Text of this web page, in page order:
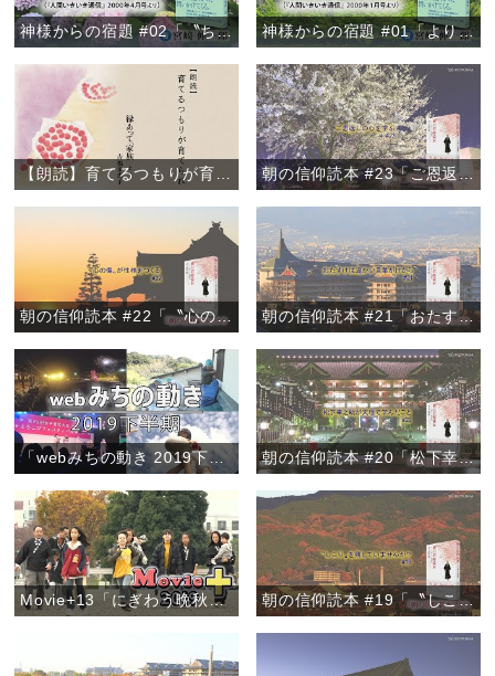
神様からの宿題 #02「〝ちょうどいい〟という幸せ」 神様からの宿題 #01「より豊かに生きるために」
【朗読】育てるつもりが育てられ 『縁あって「家族」』より 朝の信仰読本 #23「ご恩返しの心を学ぶ」
朝の信仰読本 #22「〝心の傷〟が性格をつくる」 朝の信仰読本 #21「おたすけは温かい言葉がけから」
「webみちの動き 2019下半期」 朝の信仰読本 #20「松下幸之助が天理で学んだこと」
Movie+13「にぎわう晩秋のおやさと」 朝の信仰読本 #19「〝しこり〟を残していませんか？」